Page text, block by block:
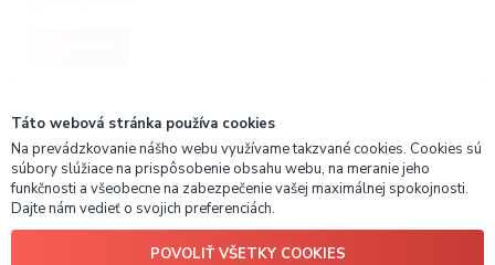
NAČÍTAŤ ĎALŠIE(20)
1 2 3
Táto webová stránka používa cookies
Na prevádzkovanie nášho webu využívame takzvané cookies. Cookies sú
súbory slúžiace na prispôsobenie obsahu webu, na meranie jeho
funkčnosti a všeobecne na zabezpečenie vašej maximálnej spokojnosti.
Dajte nám vedieť o svojich preferenciách.
POVOLIŤ VŠETKY COOKIES